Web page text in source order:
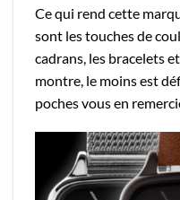
Ce qui rend cette
sont les touches de
cadrans, les bracelets
montre, le moins est
poches vous en